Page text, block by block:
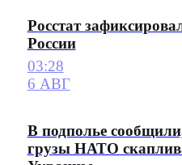
Росстат
России
03:28
6 АВГ
В подполье
грузы НАТО